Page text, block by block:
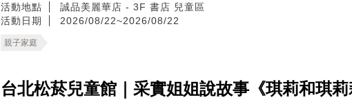
活動地點
誠品美麗華店 - 3F 書店 兒童區
活動日期
2026/08/22~2026/08/22
親子家庭
台北松菸兒童館｜采實姐姐說故事《琪莉和琪莉